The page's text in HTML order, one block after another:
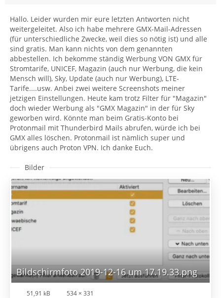
Hallo. Leider wurden mir eure letzten Antworten nicht
weitergeleitet. Also ich habe mehrere GMX-Mail-Adressen
(für unterschiedliche Zwecke, weil dies so nötig ist) und alle
sind gratis. Man kann nichts von dem genannten
abbestellen. Ich bekomme ständig Werbung VON GMX für
Stromtarife, UNICEF, Magazin (auch nur Werbung, die kein
Mensch will), Sky, Update (auch nur Werbung), LTE-
Tarife....usw. Anbei zwei weitere Screenshots meiner
jetzigen Einstellungen. Heute kam trotz Filter für "Magazin"
doch wieder Werbung als "GMX Magazin" in der für Sky
geworben wird. Könnte man beim Gratis-Konto bei
Protonmail mit Thunderbird Mails abrufen, würde ich bei
GMX alles löschen. Protonmail ist nämlich super und
übrigens auch Proton VPN. Ich danke Euch.
Bilder
Bildschirmfoto 2019-12-16 um 17.19.33.png
51,91 kB 534 × 331